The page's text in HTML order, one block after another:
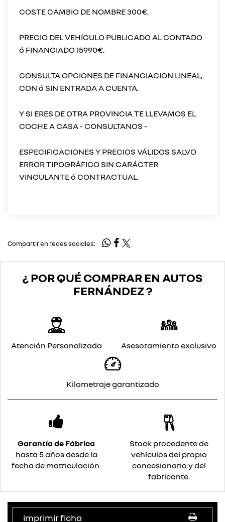
COSTE CAMBIO DE NOMBRE 300€.
PRECIO DEL VEHÍCULO PUBLICADO AL CONTADO
ó FINANCIADO 15990€.
CONSULTA OPCIONES DE FINANCIACION LINEAL,
CON ó SIN ENTRADA A CUENTA.
Y SI ERES DE OTRA PROVINCIA TE LLEVAMOS EL
COCHE A CASA - CONSULTANOS -
ESPECIFICACIONES Y PRECIOS VÁLIDOS SALVO
ERROR TIPOGRÁFICO SIN CARÁCTER
VINCULANTE ó CONTRACTUAL.
Compartir en redes sociales:
¿ POR QUÉ COMPRAR EN AUTOS
FERNÁNDEZ ?
Atención Personalizada Asesoramiento exclusivo
Kilometraje garantizado
Garantía de Fábrica
hasta 5 años desde la
fecha de matriculación.
Stock procedente de
vehículos del propio
concesionario y del
fabricante.
imprimir ficha